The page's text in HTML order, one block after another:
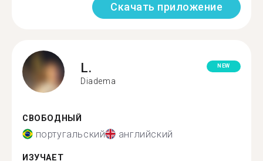
Скачать приложение
L.
Diadema
NEW
СВОБОДНЫЙ
португальский английский
ИЗУЧАЕТ